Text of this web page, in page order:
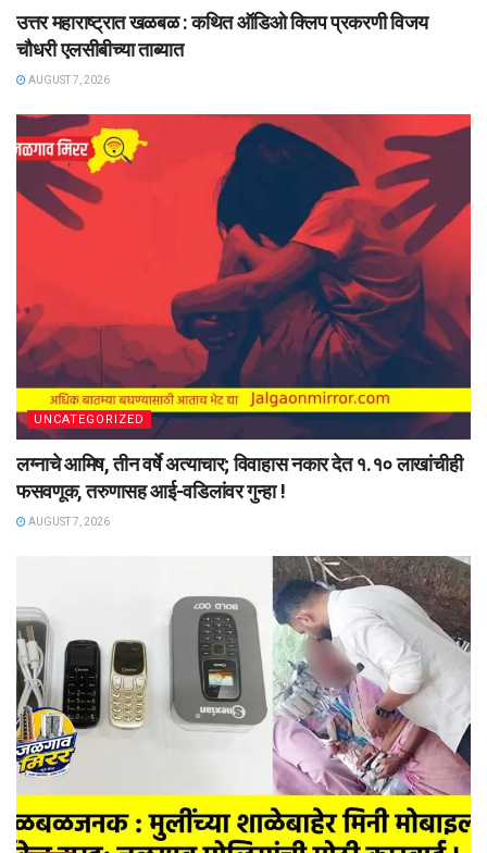
उत्तर महाराष्ट्रात खळबळ : कथित ऑडिओ क्लिप प्रकरणी विजय
चौधरी एलसीबीच्या ताब्यात
AUGUST 7, 2026
UNCATEGORIZED
लग्नाचे आमिष, तीन वर्षे अत्याचार; विवाहास नकार देत १.१० लाखांचीही
फसवणूक, तरुणासह आई-वडिलांवर गुन्हा !
AUGUST 7, 2026